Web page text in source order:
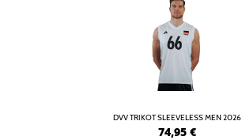
DVV TRIKOT SLEEVELESS MEN 2026
74,95 €